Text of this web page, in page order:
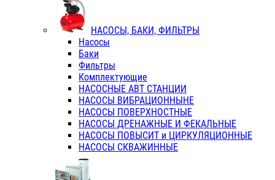
НАСОСЫ, БАКИ, ФИЛЬТРЫ
Насосы
Баки
Фильтры
Комплектующие
НАСОСНЫЕ АВТ СТАНЦИИ
НАСОСЫ ВИБРАЦИОННЫНЕ
НАСОСЫ ПОВЕРХНОСТНЫЕ
НАСОСЫ ДРЕНАЖНЫЕ И ФЕКАЛЬНЫЕ
НАСОСЫ ПОВЫСИТ и ЦИРКУЛЯЦИОННЫЕ
НАСОСЫ СКВАЖИННЫЕ